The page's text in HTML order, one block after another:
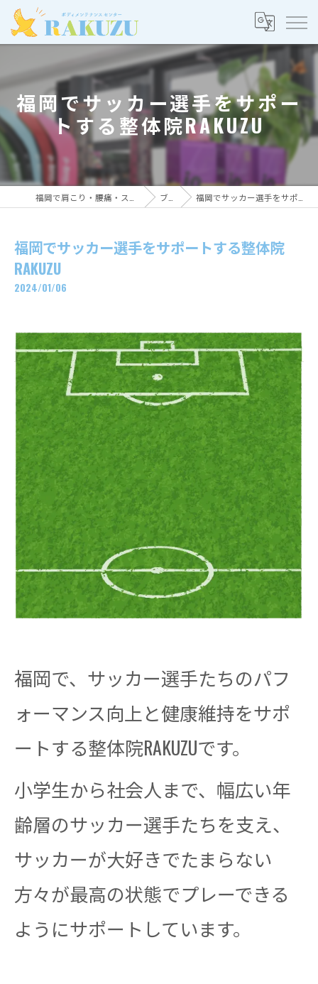
福岡でサッカー選手をサポー
トする整体院RAKUZU
ブログ 福岡でサッカー選手をサポートする整体院RAKUZU
福岡でサッカー選手をサポートする整体院
RAKUZU
2024/01/06
福岡で、サッカー選手たちのパフ
ォーマンス向上と健康維持をサポ
ートする整体院RAKUZUです。
小学生から社会人まで、幅広い年
齢層のサッカー選手たちを支え、
サッカーが大好きでたまらない
方々が最高の状態でプレーできる
ようにサポートしています。